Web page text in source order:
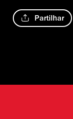
Partilhar